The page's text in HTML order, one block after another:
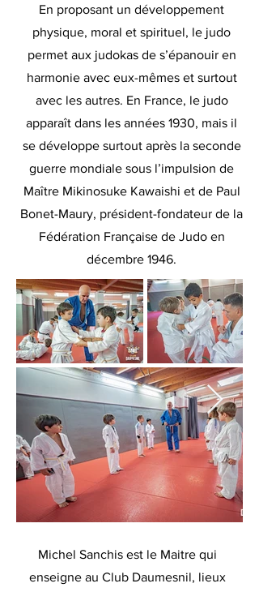
En proposant un développement
physique, moral et spirituel, le judo
permet aux judokas de s’épanouir en
harmonie avec eux-mêmes et surtout
avec les autres. En France, le judo
apparaît dans les années 1930, mais il
se développe surtout après la seconde
guerre mondiale sous l’impulsion de
Maître Mikinosuke Kawaishi et de Paul
Bonet-Maury, président-fondateur de la
Fédération Française de Judo en
décembre 1946.
Michel Sanchis est le Maitre qui
enseigne au Club Daumesnil, lieux